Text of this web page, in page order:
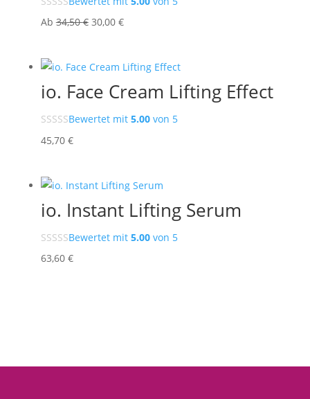
Ab34,50€ Ursprünglicher
34,50 €
30,00 €Aktueller
30,00 €.
io. Face Cream Lifting Effect
Bewertet mit 5.00von 5
45,70 €
io. Instant Lifting Serum
Bewertet mit 5.00von 5
63,60 €